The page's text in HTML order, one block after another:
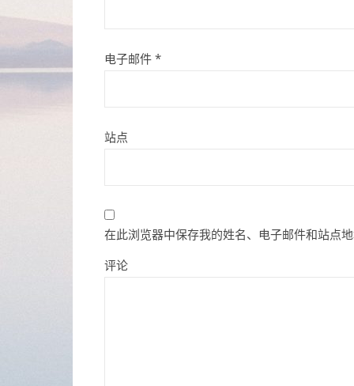
电子邮件 *
站点
在此浏览器中保存我的姓名、电子邮件和站点
评论